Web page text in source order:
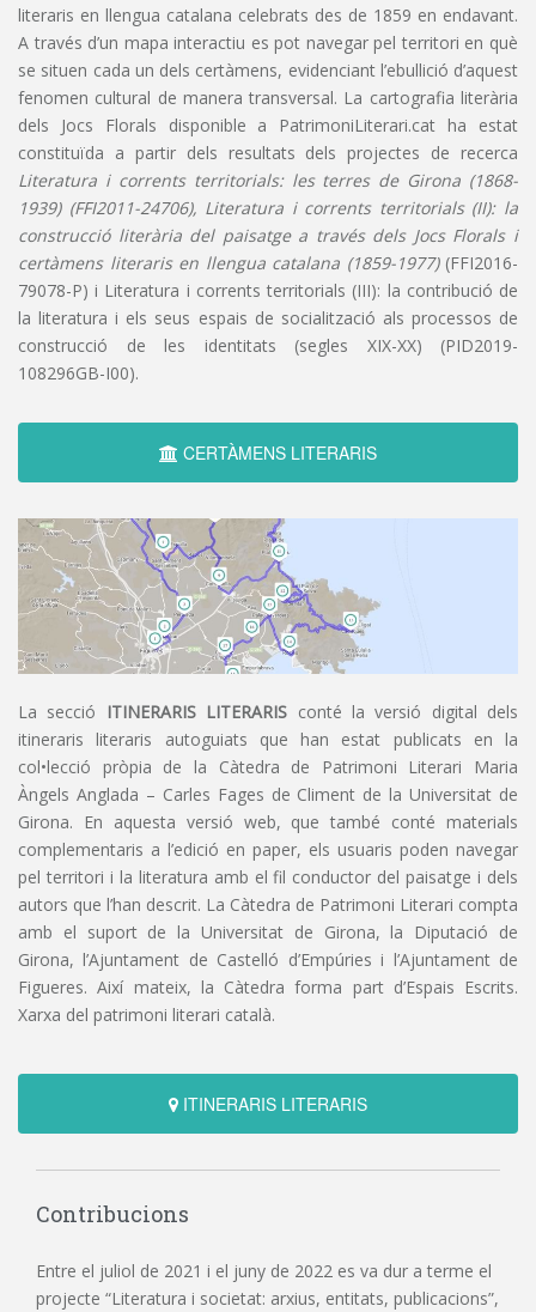
literaris en llengua catalana celebrats des de 1859 en endavant.
A través d’un mapa interactiu es pot navegar pel territori en què
se situen cada un dels certàmens, evidenciant l’ebullició d’aquest
fenomen cultural de manera transversal. La cartografia literària
dels Jocs Florals disponible a PatrimoniLiterari.cat ha estat
constituïda a partir dels resultats dels projectes de recerca
Literatura i corrents territorials: les terres de Girona (1868-
1939) (FFI2011-24706), Literatura i corrents territorials (II): la
construcció literària del paisatge a través dels Jocs Florals i
certàmens literaris en llengua catalana (1859-1977)(FFI2016-
79078-P) i Literatura i corrents territorials (III): la contribució de
la literatura i els seus espais de socialització als processos de
construcció de les identitats (segles XIX-XX) (PID2019-
108296GB-I00).
CERTÀMENS LITERARIS
La secció ITINERARIS LITERARIS conté la versió digital dels
itineraris literaris autoguiats que han estat publicats en la
col•lecció pròpia de la Càtedra de Patrimoni Literari Maria
Àngels Anglada – Carles Fages de Climent de la Universitat de
Girona. En aquesta versió web, que també conté materials
complementaris a l’edició en paper, els usuaris poden navegar
pel territori i la literatura amb el fil conductor del paisatge i dels
autors que l’han descrit. La Càtedra de Patrimoni Literari compta
amb el suport de la Universitat de Girona, la Diputació de
Girona, l’Ajuntament de Castelló d’Empúries i l’Ajuntament de
Figueres. Així mateix, la Càtedra forma part d’Espais Escrits.
Xarxa del patrimoni literari català.
ITINERARIS LITERARIS
Contribucions
Entre el juliol de 2021 i el juny de 2022 es va dur a terme el
projecte “Literatura i societat: arxius, entitats, publicacions”,